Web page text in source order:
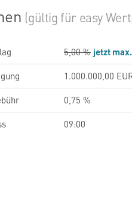
(gültig für easy
5,00 % jetzt
1.000.000,00
0,75 %
09:00